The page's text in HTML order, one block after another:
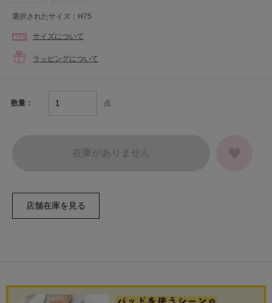
選択されたサイズ：H75
サイズについて
ラッピングについて
数量： 点
在庫がありません